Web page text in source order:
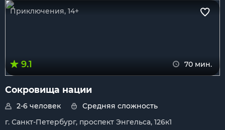
Приключения, 14+
9.1 70 мин.
Сокровища нации
2-6 человек
Средняя сложность
г. Санкт-Петербург, проспект Энгельса, 126к1